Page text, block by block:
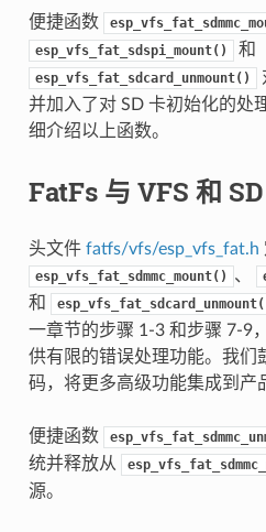
便捷函数
esp_vfs_fat_sdspi_mount() 和
esp_vfs_fat_sdcard_unmount()
并加入了对 SD 卡初始化的处
细介绍以上函数。
FatFs 与 VFS 和
头文件 fatfs/vfs/esp_vfs_fat.h
esp_vfs_fat_sdmmc_mount() 、
和
一章节的步骤 1-3 和步骤 7-9
供有限的错误处理功能。我们
码，将更多高级功能集成到产
便捷函数
统并释放从
源。